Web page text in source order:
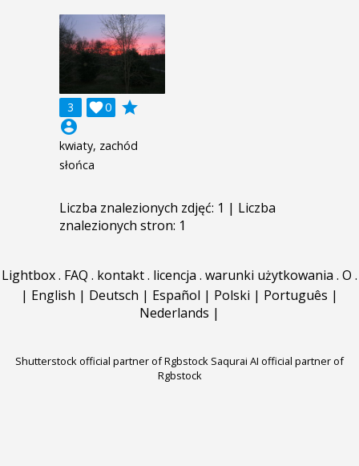
3 0

grade
account_circle
kwiaty, zachód
słońca
Liczba znalezionych zdjęć: 1 | Liczba
znalezionych stron: 1
Lightbox. FAQ . kontakt. licencja . warunki użytkowania . O .
| English | Deutsch | Español | Polski | Português |
Nederlands |
Shutterstock official partner of Rgbstock Saqurai AI official partner of
Rgbstock